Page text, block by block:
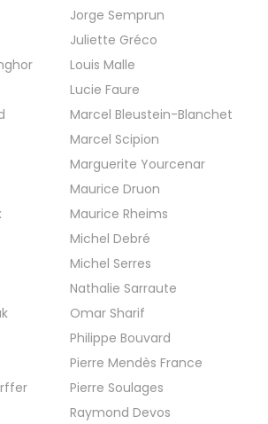
Jorge Semprun
Juliette Gréco
Louis Malle
Lucie Faure
Marcel Bleustein-Blanchet
Marcel Scipion
Marguerite Yourcenar
Maurice Druon
Maurice Rheims
Michel Debré
Michel Serres
Nathalie Sarraute
Omar Sharif
Philippe Bouvard
Pierre Mendès France
Pierre Soulages
Raymond Devos